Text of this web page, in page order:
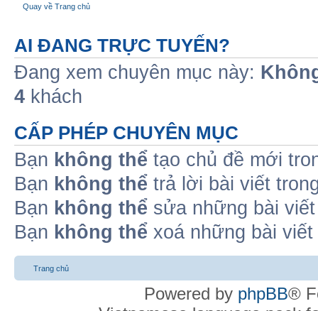
Quay về Trang chủ
AI ĐANG TRỰC TUYẾN?
Đang xem chuyên mục này:
4 khách
CẤP PHÉP CHUYÊN MỤC
Bạn không thể tạo chủ đề mới
Bạn không thể trả lời bài viết
Bạn không thể sửa những bài
Bạn không thể xoá những bài
Trang chủ
Powered by phpBB®